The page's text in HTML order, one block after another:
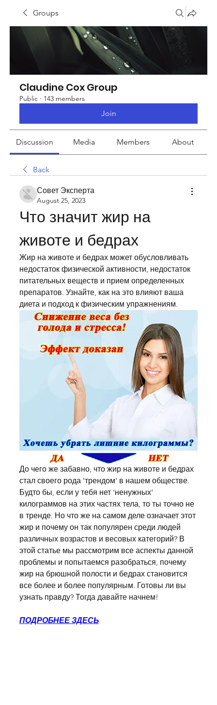
Groups
Claudine Cox Group
Public · 143 members
Join
Discussion Media Members About
Back
Совет Эксперта
August 25, 2023
Что значит жир на
животе и бедрах
Жир на животе и бедрах может обусловливать
недостаток физической активности, недостаток
питательных веществ и прием определенных
препаратов. Узнайте, как на это влияют ваша
диета и подход к физическим упражнениям.
До чего же забавно, что жир на животе и бедрах
стал своего рода 'трендом' в нашем обществе.
Будто бы, если у тебя нет 'ненужных'
килограммов на этих частях тела, то ты точно не
в тренде. Но что же на самом деле означает этот
жир и почему он так популярен среди людей
различных возрастов и весовых категорий? В
этой статье мы рассмотрим все аспекты данной
проблемы и попытаемся разобраться, почему
жир на брюшной полости и бедрах становится
все более и более популярным. Готовы ли вы
узнать правду? Тогда давайте начнем!
ПОДРОБНЕЕ ЗДЕСЬ